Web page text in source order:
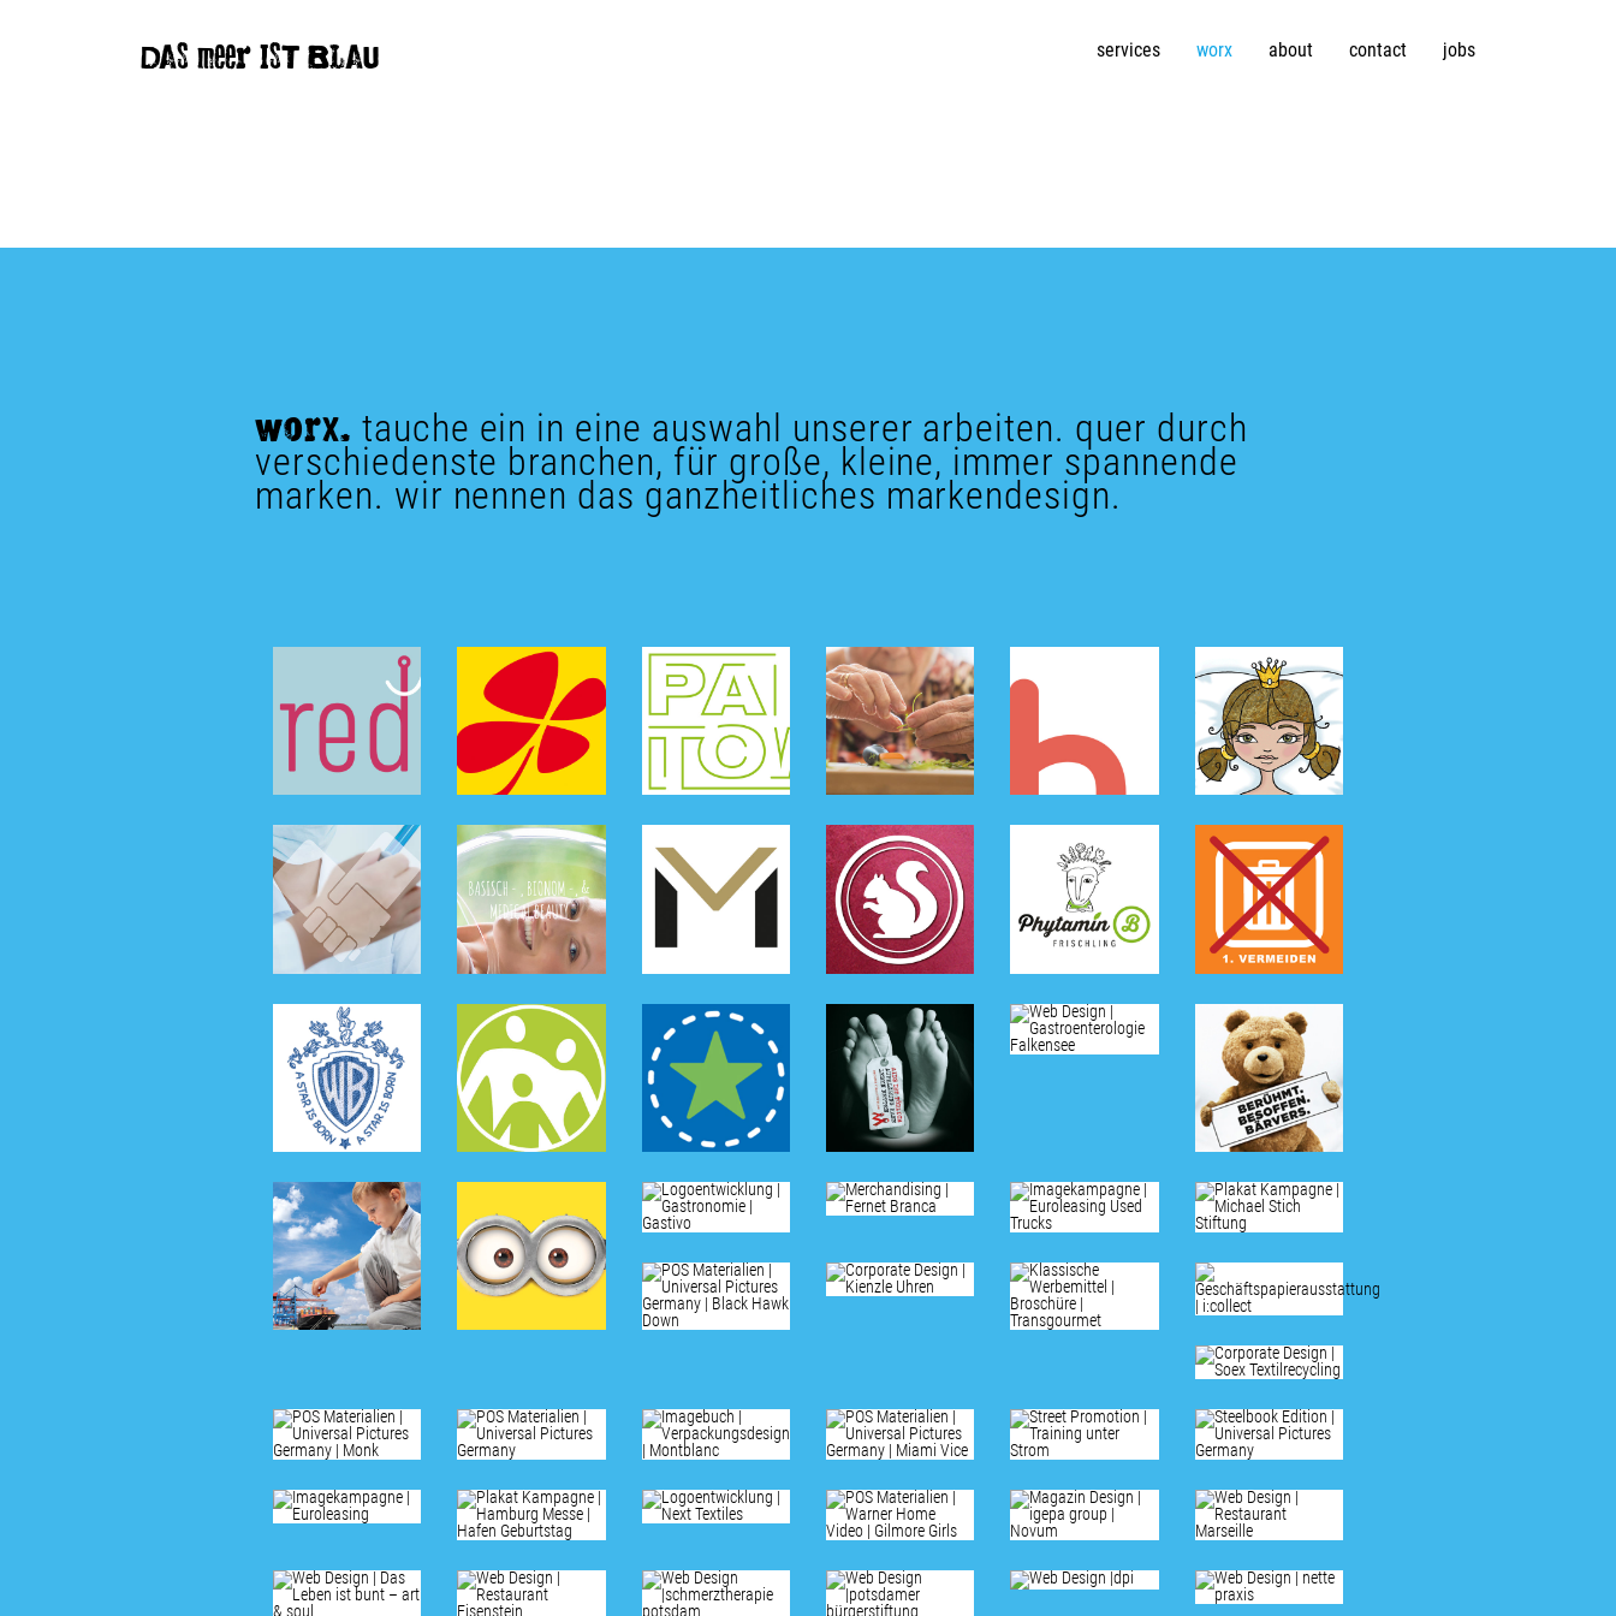
DAS meer IST BLAU services worx about contact jobs
WorX. tauche ein in eine auswahl unserer arbeiten. quer durch
verschiedenste branchen, für große, kleine, immer spannende
marken. wir nennen das ganzheitliches markendesign.